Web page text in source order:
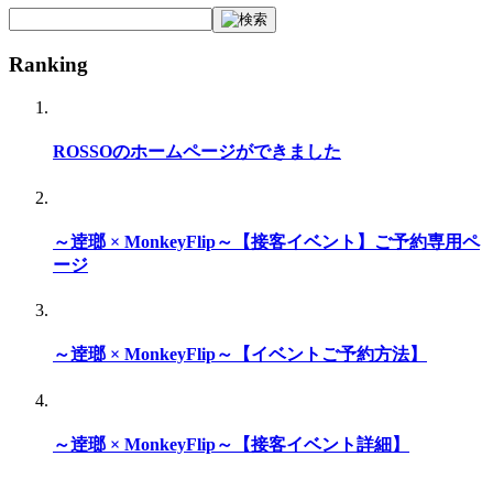
Ranking
ROSSOのホームページができました
～逹瑯 × MonkeyFlip～【接客イベント】ご予約専用ペ
ージ
～逹瑯 × MonkeyFlip～【イベントご予約方法】
～逹瑯 × MonkeyFlip～【接客イベント詳細】